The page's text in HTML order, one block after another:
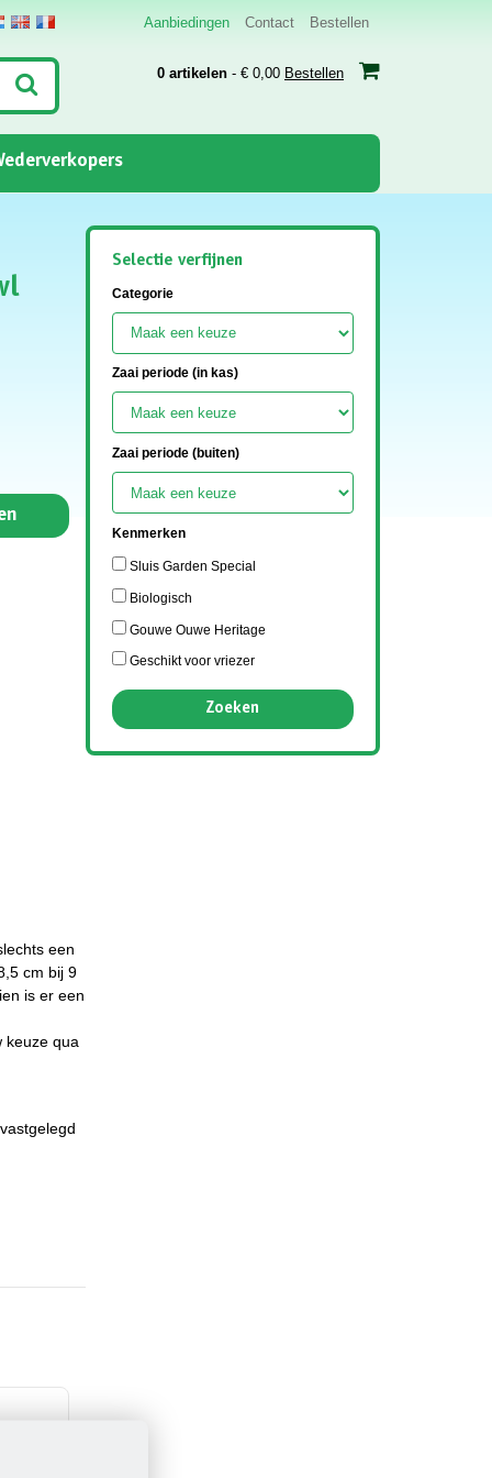
Aanbiedingen Contact Bestellen
0 artikelen - € 0,00 Bestellen
een
cm bij 9
is er een
keuze qua
Selectie verfijnen
Categorie
Zaai periode (in kas)
Zaai periode (buiten)
Kenmerken
Sluis Garden Special
Biologisch
Gouwe Ouwe Heritage
Geschikt voor vriezer